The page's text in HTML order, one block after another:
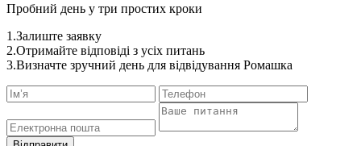
Пробний день у три простих кроки
1.Залиште заявку
2.Отримайте відповіді з усіх питань
3.Визначте зручний день для відвідування Ромашка